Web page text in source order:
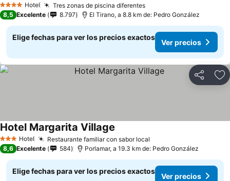
4 EstrellasHotel Tres zonas de piscina diferentes
8,5 Excelente 8.797 El Tirano, a 8.8 km de: Pedro González
Elige fechas para ver los precios exactos
Ver precios
Compartir
3 Estrellas
Hotel Restaurante familiar con sabor local
Hotel Margarita Village
8,6 Excelente 584 Porlamar, a 19.3 km de: Pedro González
Elige fechas para ver los precios exactos
Ver precios